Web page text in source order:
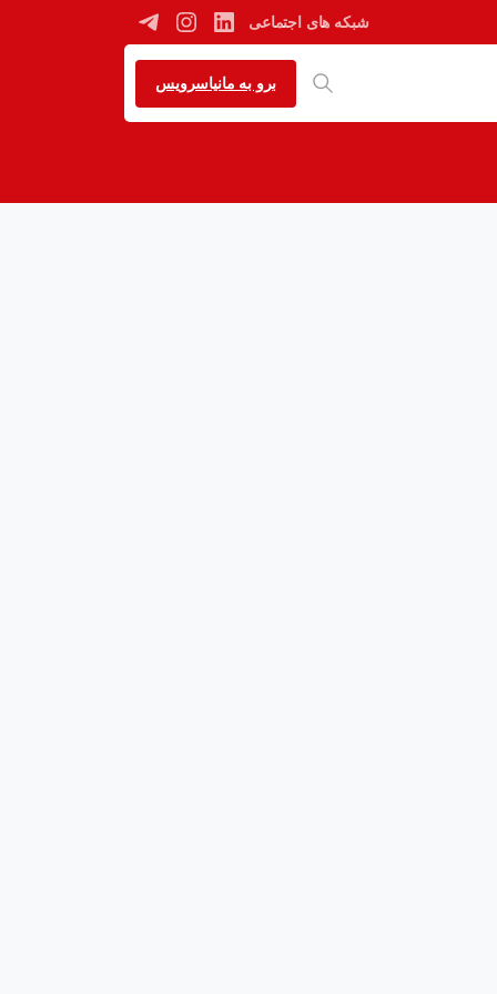
شبکه های اجتماعی
برو به مانیاسرویس